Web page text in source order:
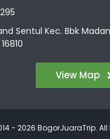
Sentul Kec. Bbk
View Map
- 2026 BogorJuaraTrip. All